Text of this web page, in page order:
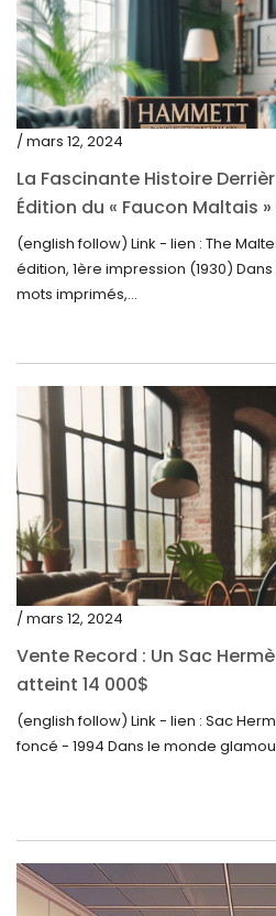
août 2023
juillet 2023
juin 2023
mai 2023
avril 2023
mars 2023
février 2023
janvier 2023
novembre 2022
octobre 2022
septembre 2022
août 2022
juillet 2022
juin 2022
mai 2022
avril 2022
mars 2022
février 2022
septembre 2021
août 2021
/ mars 12, 2024
La Fascinante Histoire
Édition du « Faucon Maltais »
(english follow) Link - lien : The
édition, 1ère impression (1930)
mots imprimés,...
/ mars 12, 2024
Vente Record : Un Sac
atteint 14 000$
(english follow) Link - lien : Sac
foncé - 1994 Dans le monde